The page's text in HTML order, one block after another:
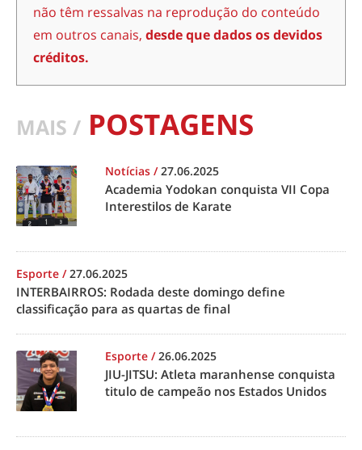
não têm ressalvas na reprodução do conteúdo
em outros canais, desde que dados os devidos
créditos.
MAIS / POSTAGENS
Notícias /27.06.2025
Academia Yodokan conquista VII Copa
Interestilos de Karate
Esporte /27.06.2025
INTERBAIRROS: Rodada deste domingo define
classificação para as quartas de final
Esporte /26.06.2025
JIU-JITSU: Atleta maranhense conquista
titulo de campeão nos Estados Unidos